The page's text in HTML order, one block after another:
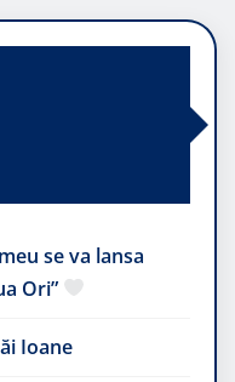
se va lansa
Ori”
Ioane